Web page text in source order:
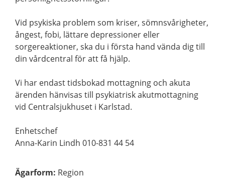
Vid psykiska problem som kriser, sömnsvårigheter,
ångest, fobi, lättare depressioner eller
sorgereaktioner, ska du i första hand vända dig till
din vårdcentral för att få hjälp.
Vi har endast tidsbokad mottagning och akuta
ärenden hänvisas till psykiatrisk akutmottagning
vid Centralsjukhuset i Karlstad.
Enhetschef
Anna-Karin Lindh 010-831 44 54
Ägarform: Region